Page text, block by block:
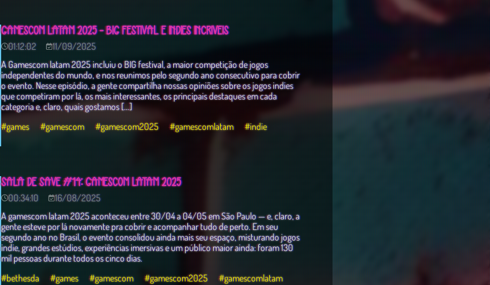
GAMESCOM LATAM 2025 - BIG FESTIVAL E INDIES INCRÍVEIS
01:12:02
11/09/2025
A Gamescom latam 2025 incluiu o BIG festival, a maior competição de jogos
independentes do mundo, e nos reunimos pelo segundo ano consecutivo para cobrir
o evento. Nesse episódio, a gente compartilha nossas opiniões sobre os jogos indies
que competiram por lá, os mais interessantes, os principais destaques em cada
categoria e, claro, quais gostamos […]
#games
#gamescom #gamescom2025 #gamescomlatam #indie
SALA DE SAVE #14: GAMESCOM LATAM 2025
00:34:10
16/08/2025
A gamescom latam 2025 aconteceu entre 30/04 a 04/05 em São Paulo — e, claro, a
gente esteve por lá novamente pra cobrir e acompanhar tudo de perto. Em seu
segundo ano no Brasil, o evento consolidou ainda mais seu espaço, misturando jogos
indie, grandes estúdios, experiências imersivas e um público maior ainda: foram 130
mil pessoas durante todos os cinco dias.
#bethesda
#games #gamescom #gamescom2025 #gamescomlatam